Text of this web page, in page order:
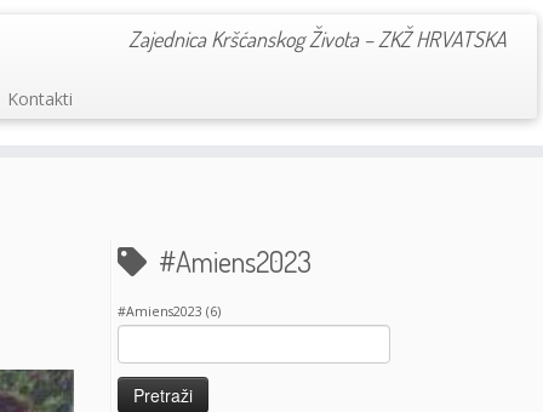
Zajednica Kršćanskog Života – ZKŽ HRVATSKA
Kontakti
#Amiens2023
#Amiens2023 (6)
Pretraži: